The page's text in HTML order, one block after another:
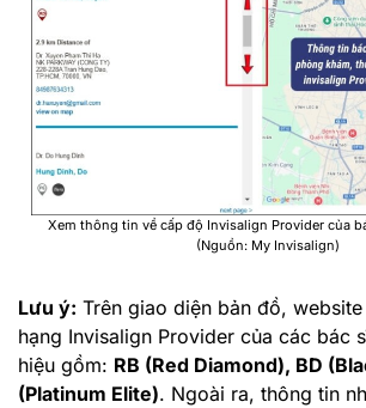
Xem thông tin về cấp độ Invisalign Provider của
(Nguồn: My Invisalign)
Lưu ý: Trên giao diện bản đồ,
hạng Invisalign Provider của các bác
hiệu gồm: RB (Red Diamond), BD
(Platinum Elite). Ngoài ra, thông tin